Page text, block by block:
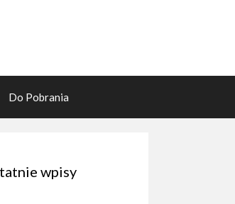
Do Pobrania
wpisy